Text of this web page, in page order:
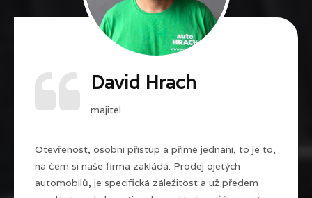
David Hrach
majitel
Otevřenost, osobní přístup a přímé jednání, to je to,
na čem si naše firma zakládá. Prodej ojetých
automobilů, je specifická záležitost a už předem